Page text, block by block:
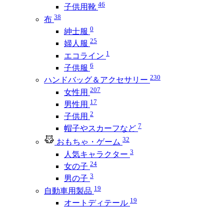
子供用靴 46
布 38
紳士服 0
婦人服 25
エコライン 1
子供服 6
ハンドバッグ＆アクセサリー 230
女性用 207
男性用 17
子供用 2
帽子やスカーフなど 7
おもちゃ・ゲーム 32
人気キャラクター 3
女の子 24
男の子 3
自動車用製品 19
オートディテール 19